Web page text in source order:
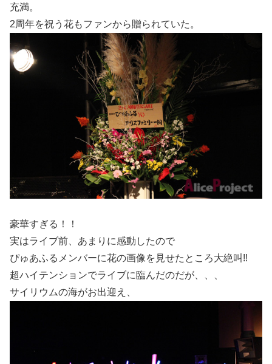
充満。
2周年を祝う花もファンから贈られていた。
豪華すぎる！！
実はライブ前、あまりに感動したので
ぴゅあふるメンバーに花の画像を見せたところ大絶叫!!
超ハイテンションでライブに臨んだのだが、、、
サイリウムの海がお出迎え、